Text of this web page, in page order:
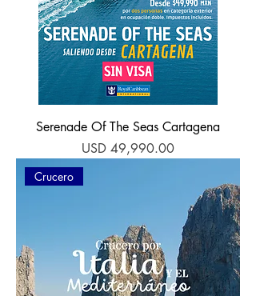
Serenade Of The Seas Cartagena
Precio
USD 49,990.00
Crucero